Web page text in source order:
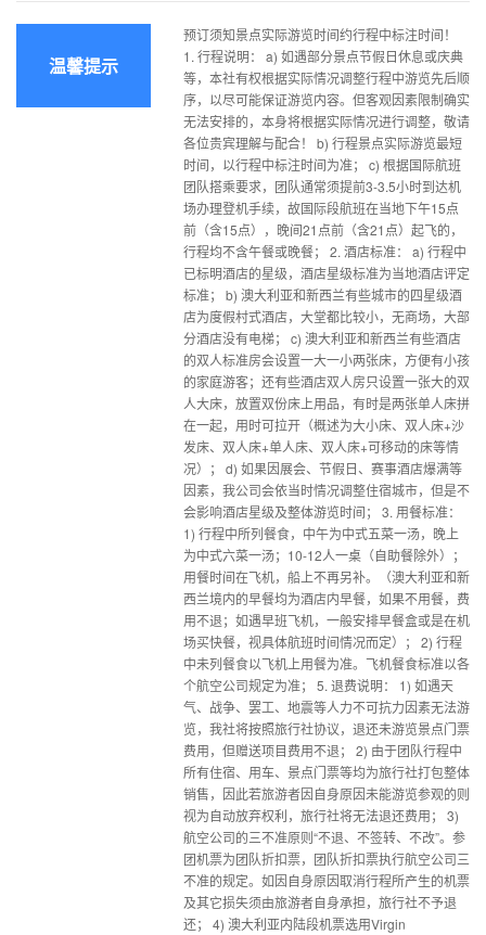
温馨提示
预订须知景点实际游览时间约行程中标注时间！
1. 行程说明： a) 如遇部分景点节假日休息或庆典
等，本社有权根据实际情况调整行程中游览先后顺
序，以尽可能保证游览内容。但客观因素限制确实
无法安排的，本身将根据实际情况进行调整，敬请
各位贵宾理解与配合！ b) 行程景点实际游览最短
时间，以行程中标注时间为准； c) 根据国际航班
团队搭乘要求，团队通常须提前3-3.5小时到达机
场办理登机手续，故国际段航班在当地下午15点
前（含15点），晚间21点前（含21点）起飞的，
行程均不含午餐或晚餐； 2. 酒店标准： a) 行程中
已标明酒店的星级，酒店星级标准为当地酒店评定
标准； b) 澳大利亚和新西兰有些城市的四星级酒
店为度假村式酒店，大堂都比较小，无商场，大部
分酒店没有电梯； c) 澳大利亚和新西兰有些酒店
的双人标准房会设置一大一小两张床，方便有小孩
的家庭游客；还有些酒店双人房只设置一张大的双
人大床，放置双份床上用品，有时是两张单人床拼
在一起，用时可拉开（概述为大小床、双人床+沙
发床、双人床+单人床、双人床+可移动的床等情
况）； d) 如果因展会、节假日、赛事酒店爆满等
因素，我公司会依当时情况调整住宿城市，但是不
会影响酒店星级及整体游览时间； 3. 用餐标准：
1) 行程中所列餐食，中午为中式五菜一汤，晚上
为中式六菜一汤；10-12人一桌（自助餐除外）；
用餐时间在飞机，船上不再另补。（澳大利亚和新
西兰境内的早餐均为酒店内早餐，如果不用餐，费
用不退；如遇早班飞机，一般安排早餐盒或是在机
场买快餐，视具体航班时间情况而定）； 2) 行程
中未列餐食以飞机上用餐为准。飞机餐食标准以各
个航空公司规定为准； 5. 退费说明： 1) 如遇天
气、战争、罢工、地震等人力不可抗力因素无法游
览，我社将按照旅行社协议，退还未游览景点门票
费用，但赠送项目费用不退； 2) 由于团队行程中
所有住宿、用车、景点门票等均为旅行社打包整体
销售，因此若旅游者因自身原因未能游览参观的则
视为自动放弃权利，旅行社将无法退还费用； 3)
航空公司的三不准原则“不退、不签转、不改”。参
团机票为团队折扣票，团队折扣票执行航空公司三
不准的规定。如因自身原因取消行程所产生的机票
及其它损失须由旅游者自身承担，旅行社不予退
还； 4) 澳大利亚内陆段机票选用Virgin